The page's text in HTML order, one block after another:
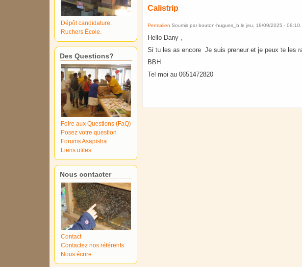
Calistrip
Permalien Soumis parbouton-hugues_b lejeu, 18/09/2025 - 09:10.
Hello Dany ,
Si tu les as encore Je suis preneur et je peux te les
BBH
Tel moi au 0651472820
Dépôt candidature.
Ruchers École.
Des Questions?
Foire aux Questions (FaQ)
Posez votre question
Forums Asapistra
Liens utiles
Nous contacter
Contact
Contactez nos référents
Nous écrire